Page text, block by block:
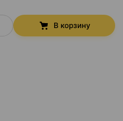
В корзину